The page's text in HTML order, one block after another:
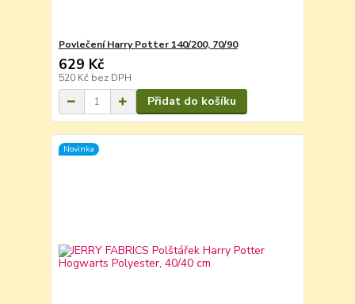
Povlečení Harry Potter 140/200, 70/90
629 Kč
520 Kč bez DPH
Přidat do košíku
Novinka